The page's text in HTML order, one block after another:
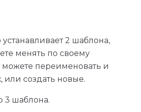
2 шаблона,
менять по своему
переименовать и
или создать новые.
3 шаблона.